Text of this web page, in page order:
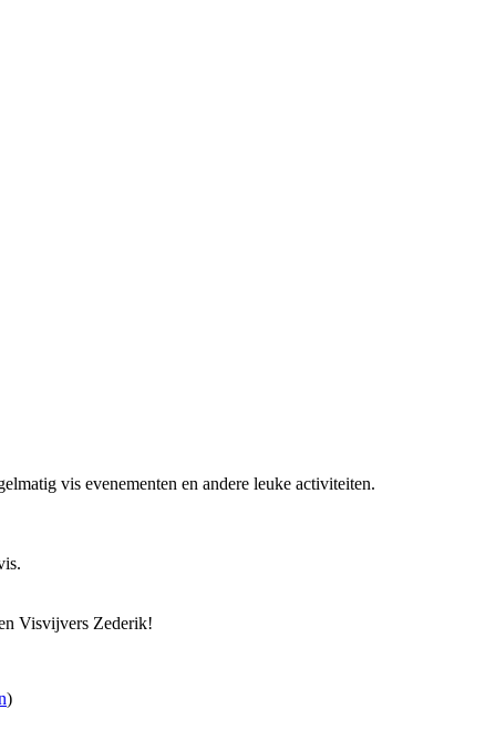
vis evenementen en andere leuke activiteiten.
Visvijvers Zederik!
)